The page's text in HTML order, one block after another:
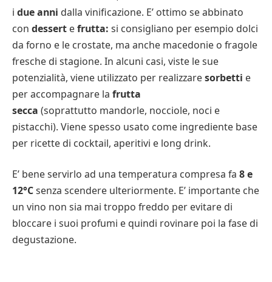
i due anni dalla vinificazione. E’ ottimo se abbinato
con dessert efrutta: si consigliano per esempio dolci
da forno e le crostate, ma anche macedonie o fragole
fresche di stagione. In alcuni casi, viste le sue
potenzialità, viene utilizzato per realizzaresorbetti e
per accompagnare la frutta
secca (soprattutto mandorle, nocciole, noci e
pistacchi). Viene spesso usato come ingrediente base
per ricette di cocktail, aperitivi e long drink.
E’ bene servirlo ad una temperatura compresa fa 8 e
12°Csenza scendere ulteriormente. E’ importante che
un vino non sia mai troppo freddo per evitare di
bloccare i suoi profumi e quindi rovinare poi la fase di
degustazione.